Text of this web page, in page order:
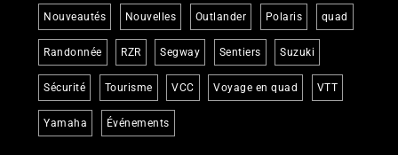
Nouveautés Nouvelles Outlander Polaris quad
Randonnée RZR Segway Sentiers Suzuki
Sécurité Tourisme VCC Voyage en quad VTT
Yamaha Événements